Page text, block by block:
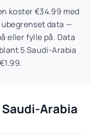
koster €34.99 med
data —
eller fylle på. Data
5 Saudi-Arabia
Arabia